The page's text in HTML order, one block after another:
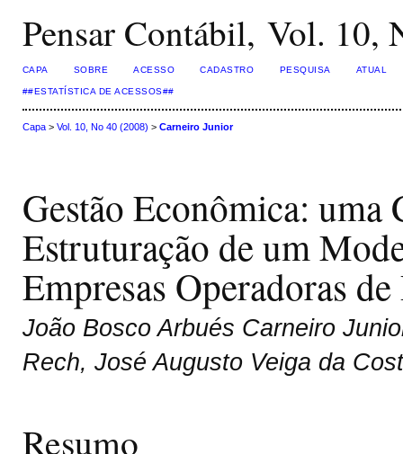
Pensar Contábil, Vol. 10,
CAPA SOBRE ACESSO CADASTRO PESQUISA ATUAL
##ESTATÍSTICA DE ACESSOS##
Capa> Vol. 10, No 40 (2008) > Carneiro Junior
Gestão Econômica: uma
Estruturação de um
Empresas Operadoras
João Bosco Arbués Carneiro
Rech, José Augusto Veiga da
Resumo